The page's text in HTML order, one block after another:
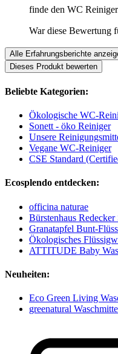
finde den WC
War diese Bewertung
Alle Erfahrungsberichte
Dieses Produkt bewerten
Beliebte Kategorien:
Ökologische WC-
Sonett - öko Reiniger
Unsere
Vegane WC-Reiniger
CSE Standard
Ecosplendo entdecken:
officina naturae
Bürstenhaus
Granatapfel Bunt-
Ökologisches
ATTITUDE Baby
Neuheiten:
Eco Green Living
greenatural